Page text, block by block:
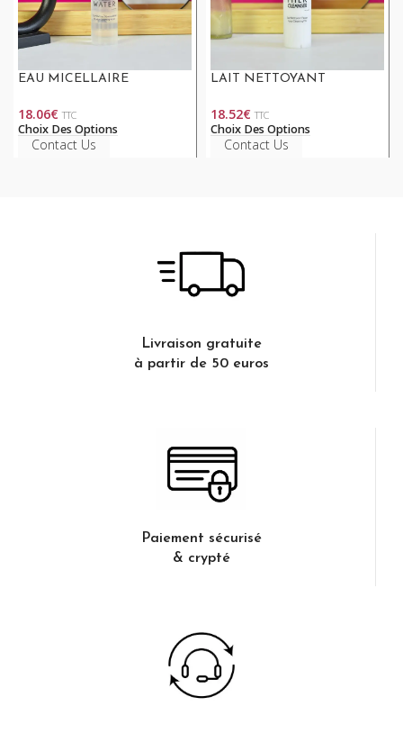
EAU MICELLAIRE
18.06€ TTC
Choix Des Options
Contact Us
LAIT NETTOYANT
18.52€ TTC
Choix Des Options
Contact Us
Livraison gratuite
à partir de 50 euros
Paiement sécurisé
& crypté